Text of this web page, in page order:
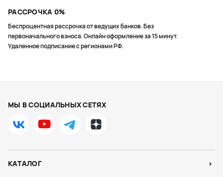
РАССРОЧКА 0%
Беспроцентная рассрочка от ведущих банков. Без
первоначального взноса. Онлайн оформление за 15 минут.
Удаленное подписание с регионами РФ.
МЫ В СОЦИАЛЬНЫХ СЕТЯХ
КАТАЛОГ